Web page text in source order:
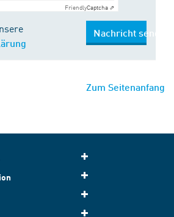
FriendlyCaptcha ⇗
Nachricht senden
Zum Seitenanfang